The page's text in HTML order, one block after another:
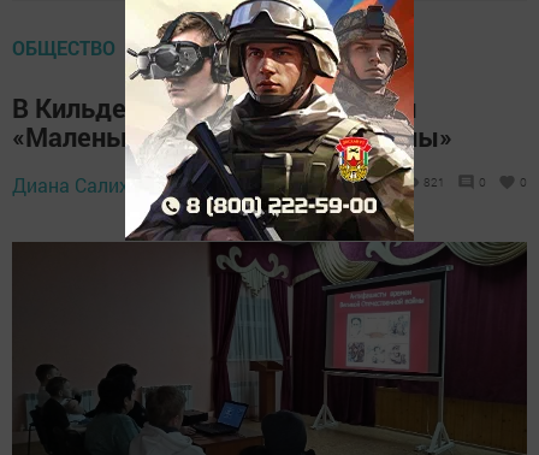
ОБЩЕСТВО
В Кильдееве прошел час памяти
«Маленькие герои большой войны»
Диана Салихзанова, 9 февраля 2025 -
13:01
821 0 0